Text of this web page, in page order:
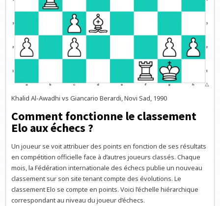
Khalid Al-Awadhi vs Giancario Berardi, Novi Sad, 1990
Comment fonctionne le classement
Elo aux échecs ?
Un joueur se voit attribuer des points en fonction de ses résultats
en compétition officielle face à d’autres joueurs classés. Chaque
mois, la Fédération internationale des échecs publie un nouveau
classement sur son site tenant compte des évolutions. Le
classement Elo se compte en points. Voici l’échelle hiérarchique
correspondant au niveau du joueur d’échecs.